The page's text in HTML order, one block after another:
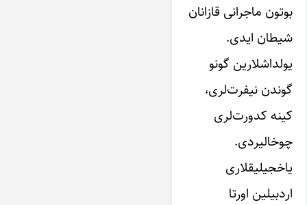
بوتون‌ ماجرانی قازانان
شیطان ایدی.
‌یولداشلارین‌ ‌‌گو‌نو‌
‌‌گوندن‌ نیفرت‌‌لری،‌
کینه‌ ‌کدورت‌‌لری‌
چوخالیردی‌.
یاخجیلیقلاری‌
اردبیلین‌ اورتا‌